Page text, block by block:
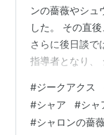
ンの薔薇やシュ
した。 その直
さらに後日談で
指導者となり、
たのでは？」
から戻ってきた
いでしょう。🤔
#ジークアクス
#シャア #シャ
#シャロンの薔